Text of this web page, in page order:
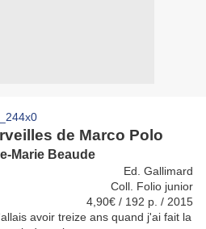
de Marco Polo
Marie Beaude
Ed. Gallimard
Coll. Folio junior
4,90€ / 192 p. / 2015
avoir treize ans quand j'ai fait la